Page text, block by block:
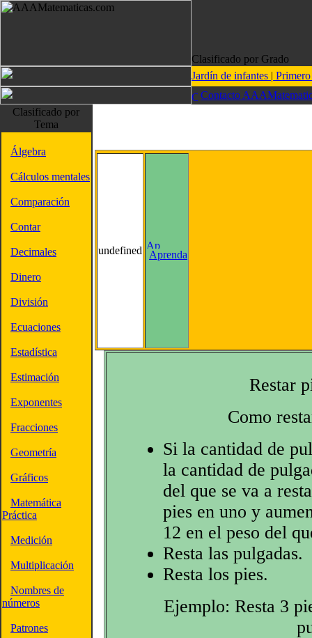
Clasificado por Grado
Jardín de infantes |
Contacto
Clasificado por
Tema
Álgebra
Cálculos mentales
Comparación
Contar
Decimales
Dinero
División
Ecuaciones
Estadística
Estimación
Exponentes
Fracciones
Geometría
Gráficos
Matemática
Práctica
Medición
Multiplicación
Nombres de
números
Patrones
undefined Aprenda
Restar
Como
Si la cantidad de
la cantidad de
del que se va a
pies en uno y
12 en el peso del
Resta las pulgadas.
Resta los pies.
Ejemplo: Resta 3